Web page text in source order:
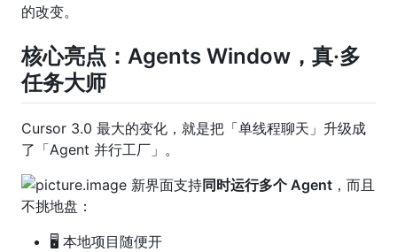
的改变。
核心亮点：Agents Window，真·多
任务大师
Cursor 3.0 最大的变化，就是把「单线程聊天」升级成
了「Agent 并行工厂」。
新界面支持同时运行多个 Agent ，而且
不挑地盘：
🖥️ 本地项目随便开